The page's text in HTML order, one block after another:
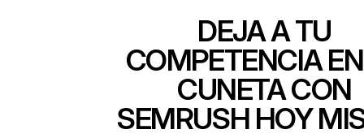
DEJA A TU
COMPETENCIA
CUNETA CON
SEMRUSH HOY